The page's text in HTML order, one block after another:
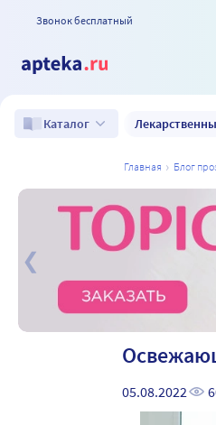
Звонок бесплатный
Каталог
главная блог
05.08.2022